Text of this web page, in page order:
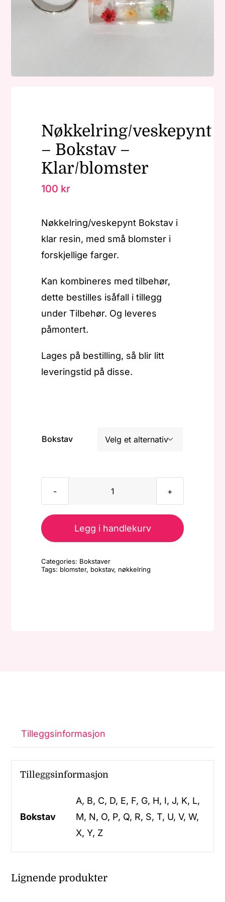
Nøkkelring/veskepynt
– Bokstav –
Klar/blomster
100 kr
Nøkkelring/veskepynt Bokstav i
klar resin, med små blomster i
forskjellige farger.
Kan kombineres med tilbehør,
dette bestilles isåfall i tillegg
under Tilbehør. Og leveres
påmontert.
Lages på bestilling, så blir litt
leveringstid på disse.
Bokstav 
Nøkkelring/veskepynt
Bokstav
-
antall
Legg i handlekurv
Categories: Bokstaver
Tags: blomster, bokstav, nøkkelring
Tilleggsinformasjon
Tilleggsinformasjon
Bokstav
A, B, C, D, E, F, G, H, I, J, K, L,
M, N, O, P, Q, R, S, T, U, V, W,
X, Y, Z
Lignende produkter